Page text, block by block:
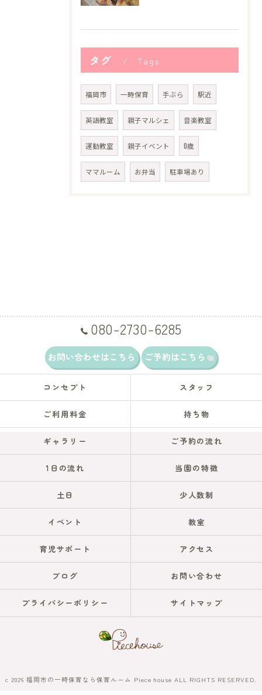
タグ Tags
福岡市 一時保育 手ぶら 駅近
英語教室 親子マルシェ 音楽教室
運動教室 親子イベント 0歳
ママルーム お弁当 駐車場あり
080-2730-6285
お問い合わせはこちら ご予約はこちら
コンセプト スタッフ
ご利用料金 持ち物
ギャラリー ご予約の流れ
1日の流れ 当園の特徴
土日 少人数制
イベント 教室
育児サポート アクセス
ブログ お問い合わせ
プライバシーポリシー サイトマップ
c 2026 福岡市の一時保育なら保育ルーム Piece house ALL RIGHTS RESERVED.